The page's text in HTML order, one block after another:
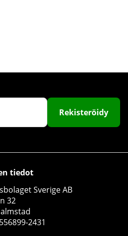
Rekisteröidy
tiedot
Sverige AB
32
2431